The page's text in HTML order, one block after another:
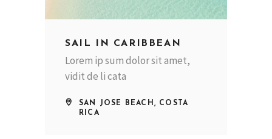
SAIL IN CARIBBEAN
Lorem ip sum dolor sit amet,
vidit de li cata
SAN JOSE BEACH, COSTA
RICA